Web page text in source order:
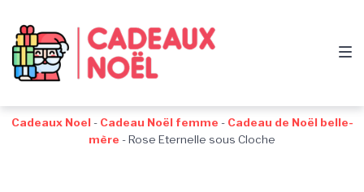
navigation
au
contenu
au
pied
de
Cadeaux Noel - Cadeau Noël femme - Cadeau de Noël belle-
mère -Rose Eternelle sous Cloche